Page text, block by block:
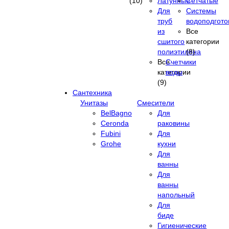
Для
труб
из
сшитого
полиэтилена
Все
категории
(9)
Системы
Все
категории
(8)
Счетчики
воды
Сантехника
Унитазы
BelBagno
Ceronda
Fubini
Grohe
Смесители
Для
раковины
Для
кухни
Для
ванны
Для
ванны
напольный
Для
биде
Гигиенические